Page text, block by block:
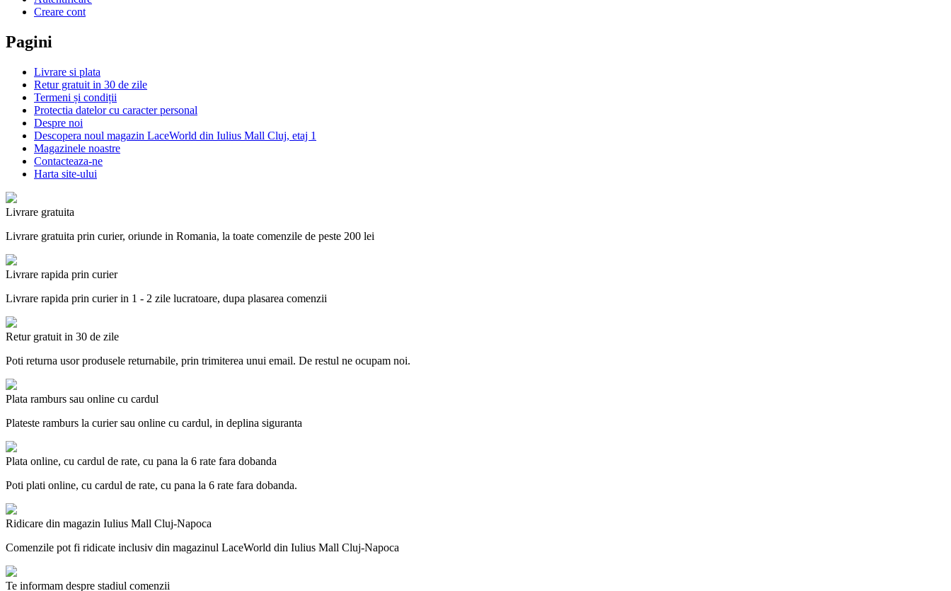
Creare cont
Pagini
Livrare si plata
Retur gratuit in 30 de zile
Termeni și condiții
Protectia datelor cu caracter personal
Despre noi
Descopera noul magazin LaceWorld din Iulius Mall Cluj, etaj 1
Magazinele noastre
Contacteaza-ne
Harta site-ului
Livrare gratuita
Livrare gratuita prin curier, oriunde in Romania, la toate comenzile de peste 200 lei
Livrare rapida prin curier
Livrare rapida prin curier in 1 - 2 zile lucratoare, dupa plasarea comenzii
Retur gratuit in 30 de zile
Poti returna usor produsele returnabile, prin trimiterea unui email. De restul ne ocupam noi.
Plata ramburs sau online cu cardul
Plateste ramburs la curier sau online cu cardul, in deplina siguranta
Plata online, cu cardul de rate, cu pana la 6 rate fara dobanda
Poti plati online, cu cardul de rate, cu pana la 6 rate fara dobanda.
Ridicare din magazin Iulius Mall Cluj-Napoca
Comenzile pot fi ridicate inclusiv din magazinul LaceWorld din Iulius Mall Cluj-Napoca
Te informam despre stadiul comenzii